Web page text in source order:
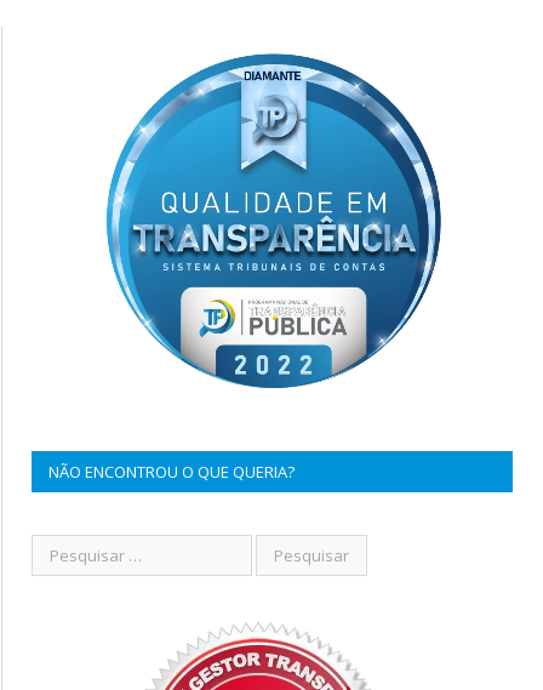
NÃO ENCONTROU O QUE QUERIA?